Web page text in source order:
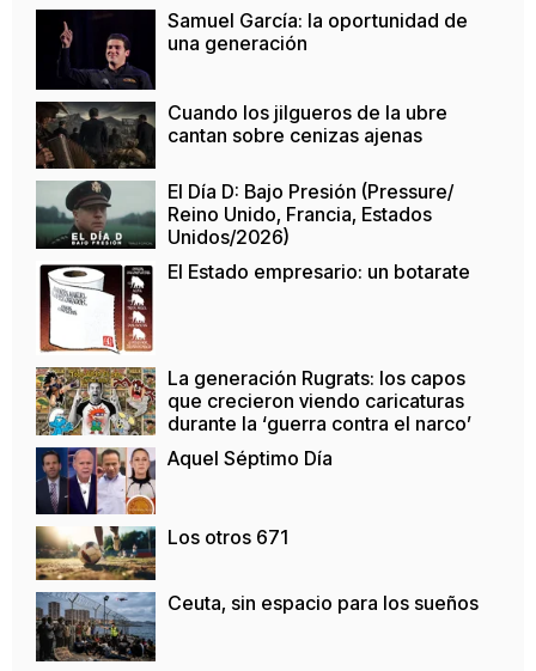
Samuel García: la oportunidad de
una generación
Cuando los jilgueros de la ubre
cantan sobre cenizas ajenas
El Día D: Bajo Presión (Pressure/
Reino Unido, Francia, Estados
Unidos/2026)
El Estado empresario: un botarate
La generación Rugrats: los capos
que crecieron viendo caricaturas
durante la ‘guerra contra el narco’
Aquel Séptimo Día
Los otros 671
Ceuta, sin espacio para los sueños